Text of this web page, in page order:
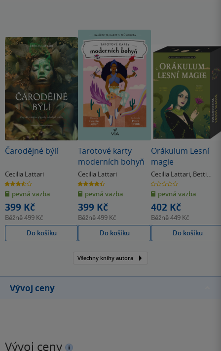
Čarodějné býlí
Cecilia Lattari
3.5
z
5
hvězdiček
pevná vazba
399 Kč
Běžně499 Kč
Do košíku
Tarotové karty
moderních bohyň
Cecilia Lattari
4.4
z
5
hvězdiček
pevná vazba
399 Kč
Běžně499 Kč
Do košíku
Orákulum Lesní
magie
Cecilia Lattari, Betti
Greco
0.0
z
5
hvězdiček
pevná vazba
402 Kč
Běžně449 Kč
Do košíku
Všechny knihy autora
Vývoj ceny
Vývoj ceny